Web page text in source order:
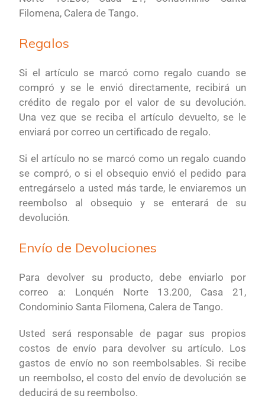
Filomena, Calera de Tango.
Regalos
Si el artículo se marcó como regalo cuando se
compró y se le envió directamente, recibirá un
crédito de regalo por el valor de su devolución.
Una vez que se reciba el artículo devuelto, se le
enviará por correo un certificado de regalo.
Si el artículo no se marcó como un regalo cuando
se compró, o si el obsequio envió el pedido para
entregárselo a usted más tarde, le enviaremos un
reembolso al obsequio y se enterará de su
devolución.
Envío de Devoluciones
Para devolver su producto, debe enviarlo por
correo a: Lonquén Norte 13.200, Casa 21,
Condominio Santa Filomena, Calera de Tango.
Usted será responsable de pagar sus propios
costos de envío para devolver su artículo. Los
gastos de envío no son reembolsables. Si recibe
un reembolso, el costo del envío de devolución se
deducirá de su reembolso.